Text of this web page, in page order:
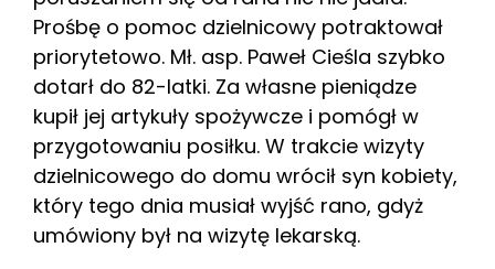
Prośbę o pomoc dzielnicowy potraktował
priorytetowo. Mł. asp. Paweł Cieśla szybko
dotarł do 82-latki. Za własne pieniądze
kupił jej artykuły spożywcze i pomógł w
przygotowaniu posiłku. W trakcie wizyty
dzielnicowego do domu wrócił syn kobiety,
który tego dnia musiał wyjść rano, gdyż
umówiony był na wizytę lekarską.